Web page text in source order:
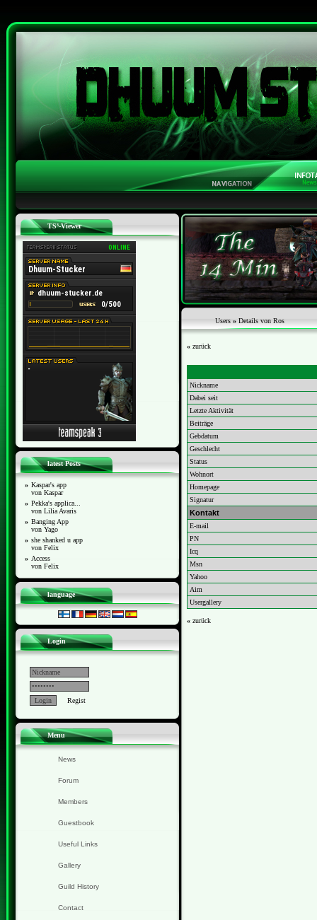
TS³-Viewer
latest Posts
» Kaspar's app
von Kaspar
» Pekka's applica...
von Lilia Avaris
» Banging App
von Yago
» she shanked u app
von Felix
» Access
von Felix
language
Login
Regist
Menu
News
Forum
Members
Guestbook
Useful Links
Gallery
Guild History
Contact
Users » Details von Ros
« zurück
Nickname
Dabei seit
Letzte Aktivität
Beiträge
Gebdatum
Geschlecht
Status
Wohnort
Homepage
Signatur
Kontakt
E-mail
PN
Icq
Msn
Yahoo
Aim
Usergallery
« zurück